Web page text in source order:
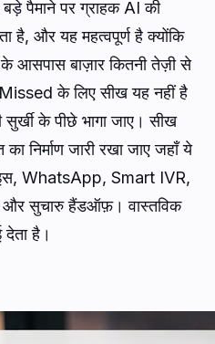
पैमाने पर ग्राहक AI की
है, और यह महत्वपूर्ण है क्योंकि
आसपास बाज़ार कितनी तेज़ी से
के लिए सीख यह नहीं है
सुर्खी के पीछे भागा जाए। सीख
निर्माण जारी रखा जाए जहाँ ये
WhatsApp, Smart IVR,
और सुचारु हैंडऑफ़। वास्तविक
देता है।